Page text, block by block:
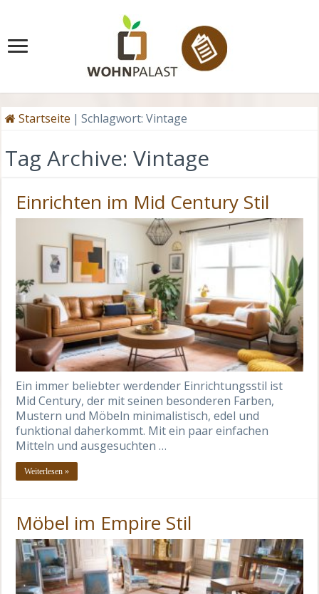
Startseite | Schlagwort:Vintage
Tag Archive:Vintage
Einrichten im Mid Century Stil
Ein immer beliebter werdender Einrichtungsstil ist
Mid Century, der mit seinen besonderen Farben,
Mustern und Möbeln minimalistisch, edel und
funktional daherkommt. Mit ein paar einfachen
Mitteln und ausgesuchten …
Weiterlesen »
Möbel im Empire Stil